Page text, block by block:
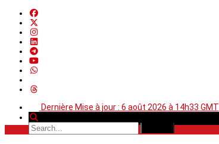
Dernière Mise à jour : 6 août 2026 à 14h33 GMT